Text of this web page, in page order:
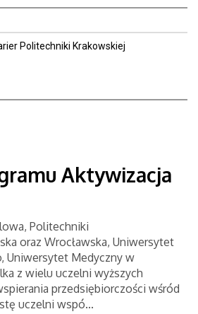
Politechniki Krakowskiej
Aktywizacja
Politechniki
oraz Wrocławska, Uniwersytet
Uniwersytet Medyczny w
z wielu uczelni wyższych
przedsiębiorczości wśród
uczelni wspó...